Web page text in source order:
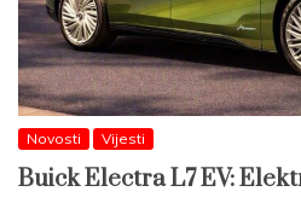
Novosti Vijesti
Buick Electra L7 EV: